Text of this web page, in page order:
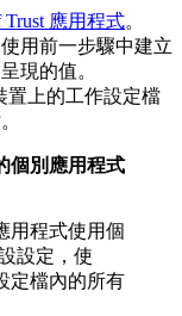
Trust 應用程式。
用前一步驟中建立
現的值。
置上的工作設定檔
個別應用程式
用程式使用個
設定，使
定檔內的所有